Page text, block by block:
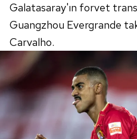
Galatasaray'ın forvet
Guangzhou Evergrande
Carvalho.